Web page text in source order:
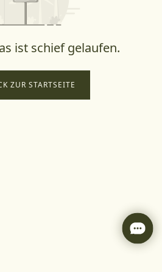
ist schief gelaufen.
ZUR STARTSEITE